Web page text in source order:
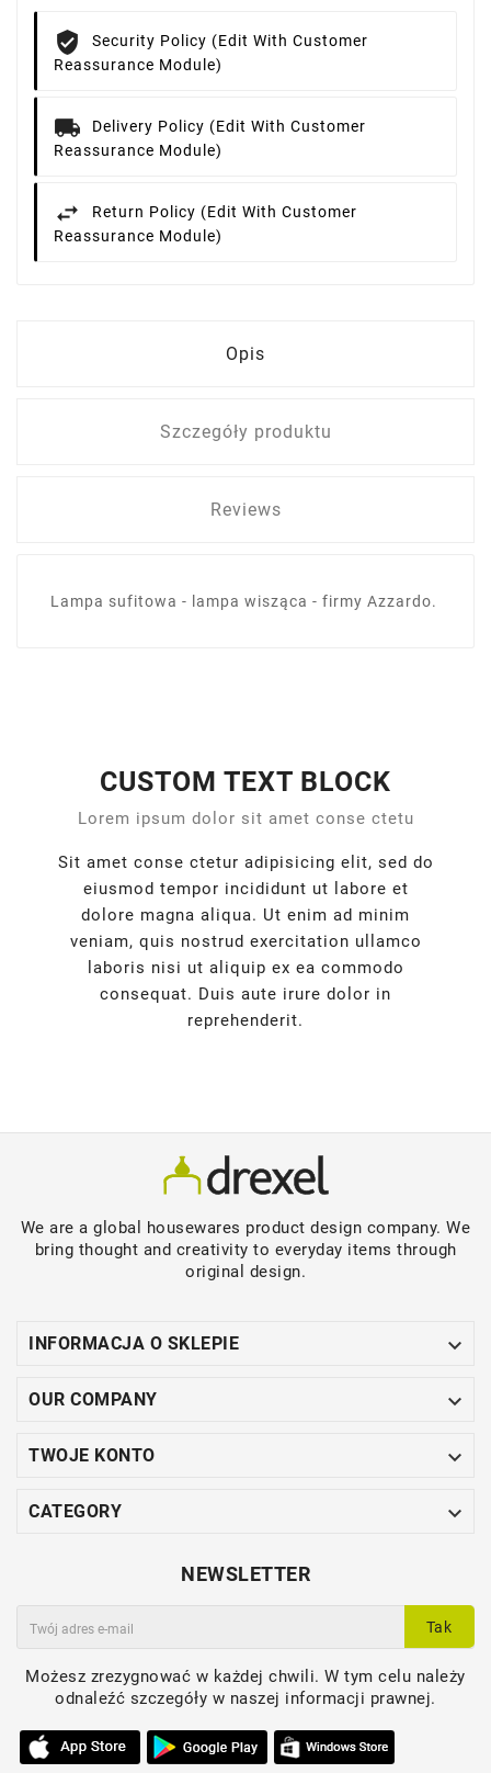
Security Policy (edit With Customer
Reassurance Module)
Delivery Policy (edit With Customer
Reassurance Module)
Return Policy (edit With Customer
Reassurance Module)
Opis
Szczegóły produktu
Reviews
Lampa sufitowa - lampa wisząca - firmy Azzardo.
CUSTOM TEXT BLOCK
Lorem ipsum dolor sit amet conse ctetu
Sit amet conse ctetur adipisicing elit, sed do
eiusmod tempor incididunt ut labore et
dolore magna aliqua. Ut enim ad minim
veniam, quis nostrud exercitation ullamco
laboris nisi ut aliquip ex ea commodo
consequat. Duis aute irure dolor in
reprehenderit.
We are a global housewares product design company. We
bring thought and creativity to everyday items through
original design.
INFORMACJA O SKLEPIE 
OUR COMPANY 
TWOJE KONTO 
CATEGORY 
NEWSLETTER
Tak
Możesz zrezygnować w każdej chwili. W tym celu należy
odnaleźć szczegóły w naszej informacji prawnej.